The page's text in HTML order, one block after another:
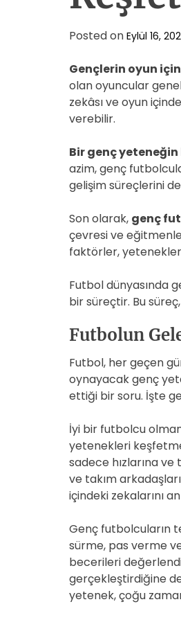
Posted on Eylül 16,
Gençlerin oyun
olan oyuncular
zekâsı ve oyun
verebilir.
Bir genç
azim, genç
gelişim süreçlerini
Son olarak, genç
çevresi ve
faktörler,
Futbol dünyasında
bir süreçtir. Bu
Futbolun
Futbol, her geçen
oynayacak genç
ettiği bir soru. İşte
İyi bir futbolcu
yetenekleri
sadece hızlarına
ve takım
içindeki zekalarını
Genç futbolcuların
sürme, pas verme
becerileri
gerçekleştirdiğine
yetenek, çoğu